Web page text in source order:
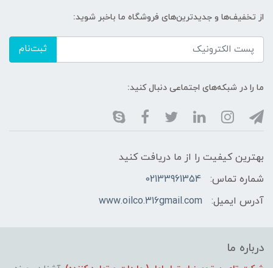
از تخفیف‌ها و جدیدترین‌های فروشگاه ما باخبر شوید:
ثبت‌نام
ما را در شبکه‌های اجتماعی دنبال کنید:
بهترین کیفیت را از ما دریافت کنید
شماره تماس:
02133961354
آدرس ایمیل:
www.oilco.316gmail.com
درباره ما